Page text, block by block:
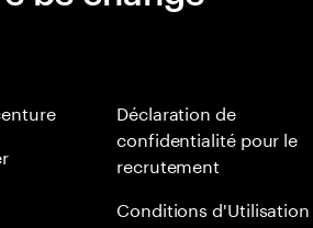
Déclaration de
confidentialité pour le
recrutement
Conditions d'Utilisation